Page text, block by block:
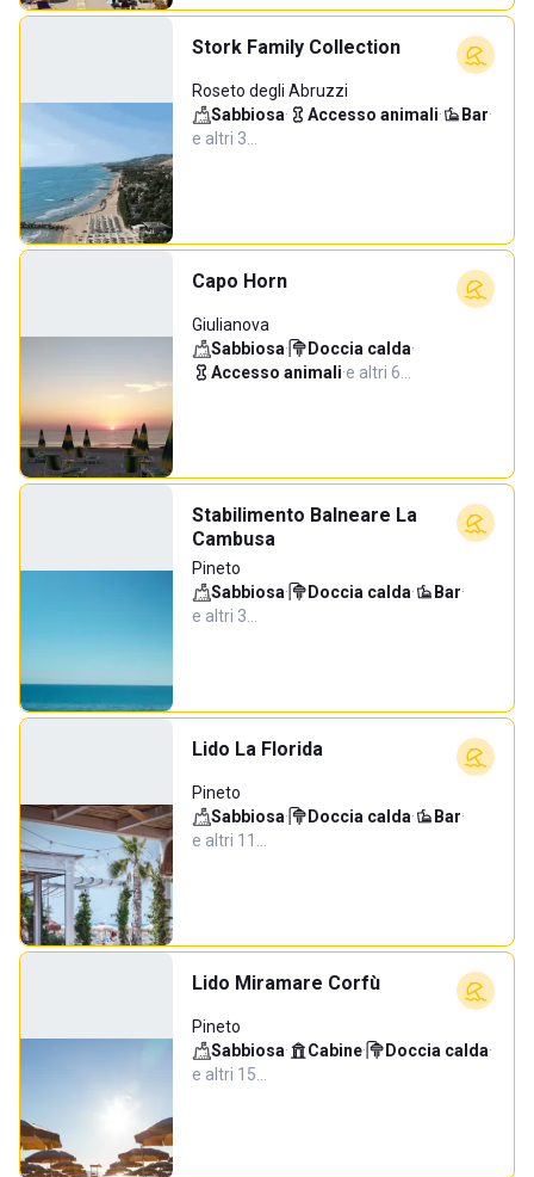
Stork Family Collection
Roseto degli Abruzzi
Sabbiosa· Accesso animali· Bar·
e altri 3…
Capo Horn
Giulianova
Sabbiosa· Doccia calda·
Accesso animali·e altri 6…
Stabilimento Balneare La
Cambusa
Pineto
Sabbiosa· Doccia calda· Bar·
e altri 3…
Lido La Florida
Pineto
Sabbiosa· Doccia calda· Bar·
e altri 11…
Lido Miramare Corfù
Pineto
Sabbiosa· Cabine· Doccia calda·
e altri 15…